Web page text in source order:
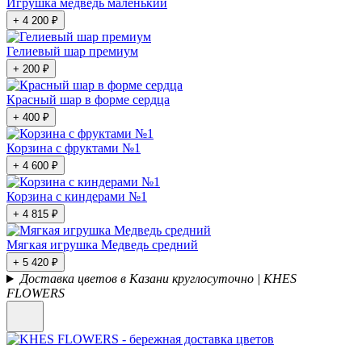
Игрушка медведь маленький
+ 4 200 ₽
Гелиевый шар премиум
+ 200 ₽
Красный шар в форме сердца
+ 400 ₽
Корзина с фруктами №1
+ 4 600 ₽
Корзина с киндерами №1
+ 4 815 ₽
Мягкая игрушка Медведь средний
+ 5 420 ₽
Доставка цветов в Казани круглосуточно | KHES
FLOWERS